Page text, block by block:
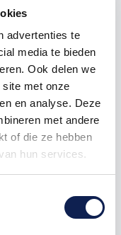
advertenties te
media te bieden
Ook delen we
met onze
en analyse. Deze
met andere
of die ze hebben
hun services.